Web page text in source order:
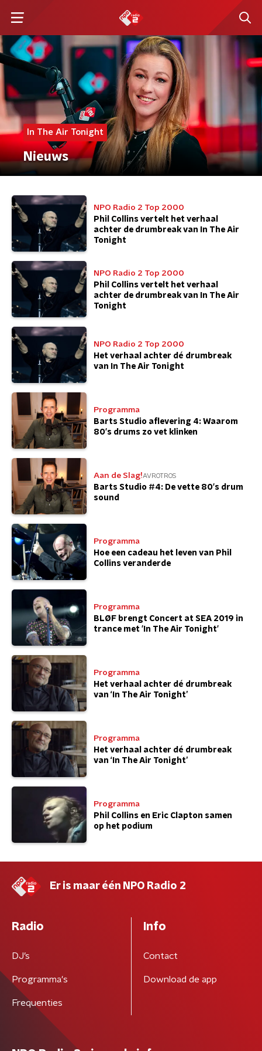
In The Air Tonight
Nieuws
NPO Radio 2 Top 2000
Phil Collins vertelt het verhaal
achter de drumbreak van In The Air
Tonight
NPO Radio 2 Top 2000
Phil Collins vertelt het verhaal
achter de drumbreak van In The Air
Tonight
NPO Radio 2 Top 2000
Het verhaal achter dé drumbreak
van In The Air Tonight
Programma
Barts Studio aflevering 4: Waarom
80's drums zo vet klinken
Aan de Slag!AVROTROS
Barts Studio #4: De vette 80's drum
sound
Programma
Hoe een cadeau het leven van Phil
Collins veranderde
Programma
BLØF brengt Concert at SEA 2019 in
trance met 'In The Air Tonight'
Programma
Het verhaal achter dé drumbreak
van ‘In The Air Tonight’
Programma
Het verhaal achter dé drumbreak
van ‘In The Air Tonight’
Programma
Phil Collins en Eric Clapton samen
op het podium
Er is maar één NPO Radio 2
Radio
DJ’s
Programma's
Frequenties
Info
Contact
Download de app